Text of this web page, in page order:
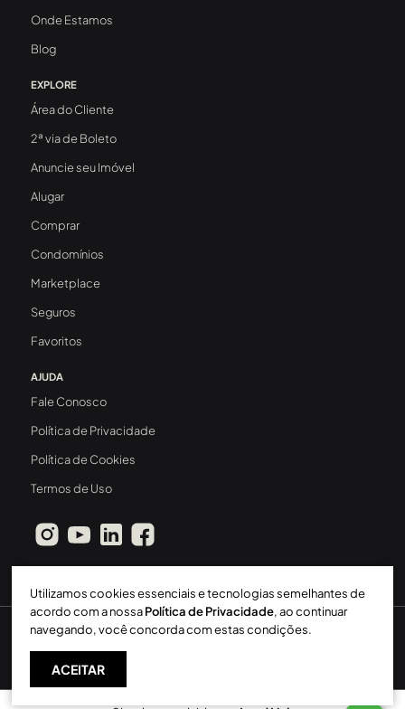
Onde Estamos
Blog
EXPLORE
Área do Cliente
2ª via de Boleto
Anuncie seu Imóvel
Alugar
Comprar
Condomínios
Marketplace
Seguros
Favoritos
AJUDA
Fale Conosco
Política de Privacidade
Política de Cookies
Termos de Uso
Sperinde Gestão Imobiliária LTDA - CRECI: 411J - 2026 ©
Todos os direitos reservados
Utilizamos cookies essenciais e tecnologias semelhantes de
acordo com a nossaPolítica de Privacidade, ao continuar
navegando, você concorda com estas condições.
ACEITAR